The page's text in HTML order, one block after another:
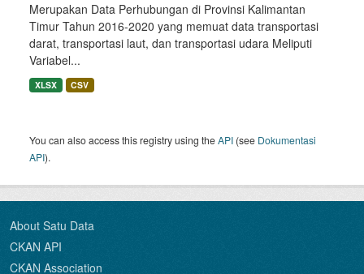
Merupakan Data Perhubungan di Provinsi Kalimantan
Timur Tahun 2016-2020 yang memuat data transportasi
darat, transportasi laut, dan transportasi udara Meliputi
Variabel...
XLSX CSV
You can also access this registry using theAPI (see Dokumentasi
API).
About Satu Data
CKAN API
CKAN Association